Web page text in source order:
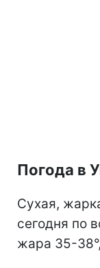
Погода в
Сухая,
сегодня по
жара 35-